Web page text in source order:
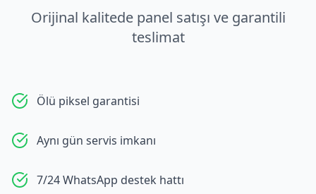
Orijinal kalitede panel satışı ve garantili
teslimat
Ölü piksel garantisi
Aynı gün servis imkanı
7/24 WhatsApp destek hattı